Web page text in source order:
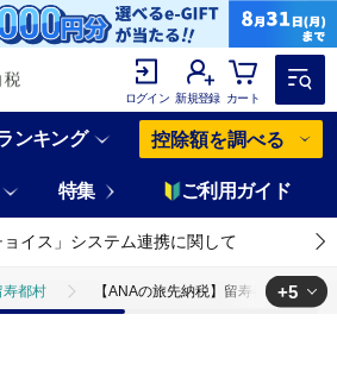
ログイン 新規登録 カート
ンキング 控除額を調べる
特集 ご利用ガイド
ョイス」システム連携に関して
寿都村 【ANAの旅先納税】留寿都村e街ギ
+5